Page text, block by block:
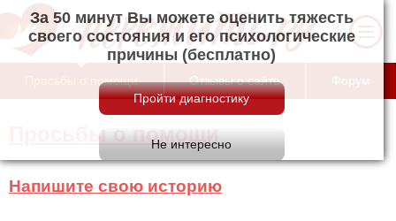
За 50 минут Вы можете оценить тяжесть
своего состояния и его психологические
причины (бесплатно)
Просьбы о помощи Отзывы о сайте Форум
Просьбы о помощи
Напишите свою историю